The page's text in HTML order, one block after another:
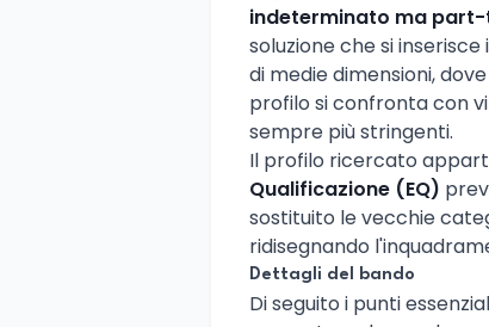
indeterminato ma
soluzione che si
di medie dimensioni,
profilo si confronta con
sempre più stringenti.
Il profilo ricercato
Qualificazione (EQ)
sostituito le vecchie
ridisegnando
Dettagli del bando
Di seguito i punti